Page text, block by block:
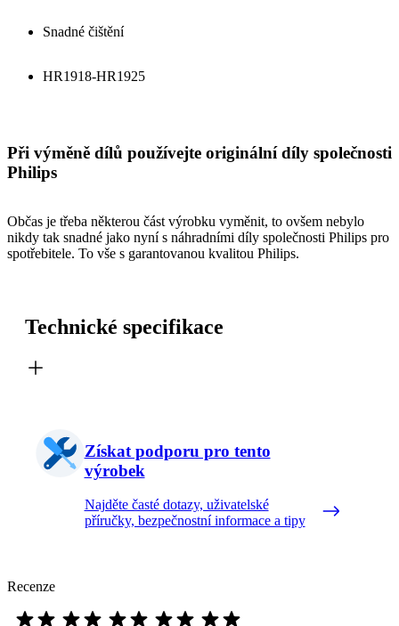
Snadné čištění
HR1918-HR1925
Při výměně dílů používejte originální díly společnosti
Philips
Občas je třeba některou část výrobku vyměnit, to ovšem nebylo
nikdy tak snadné jako nyní s náhradními díly společnosti Philips pro
spotřebitele. To vše s garantovanou kvalitou Philips.
Technické specifikace
Získat podporu pro tento
výrobek
Najděte časté dotazy, uživatelské
příručky, bezpečnostní informace a tipy
Recenze